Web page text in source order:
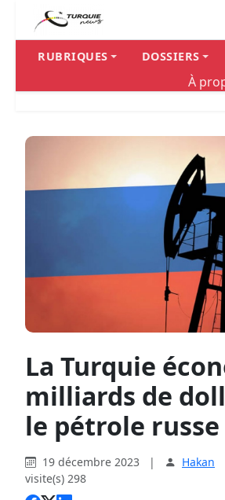
RUBRIQUES DOSSIERS
À
La Turquie
milliards de
le pétrole russe
19 décembre 2023 | Hakan
visite(s) 298